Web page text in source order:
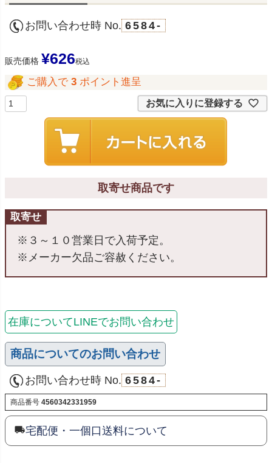
お問い合わせ時 No. 6584-
販売価格 ¥626税込
ご購入で 3 ポイント進呈
お気に入りに登録する
取寄せ商品です
取寄せ
※３～１０営業日で入荷予定。
※メーカー欠品ご容赦ください。
在庫についてLINEでお問い合わせ
商品についてのお問い合わせ
お問い合わせ時 No. 6584-
商品番号 4560342331959
宅配便・一個口送料について